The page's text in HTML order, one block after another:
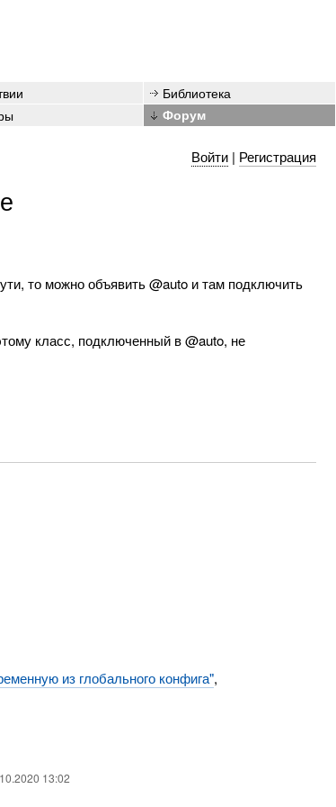
Библиотека
Форум
Войти| Регистрация
то можно объявить @auto и там подключить
класс, подключенный в @auto, не
из глобального конфига",
13:02